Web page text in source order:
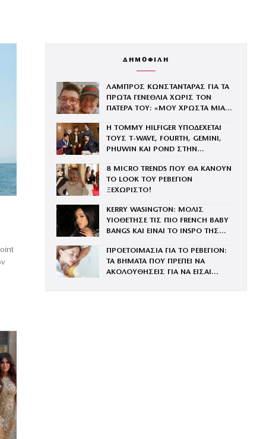
ΔΗΜΟΦΙΛΗ
ΛΑΜΠΡΟΣ ΚΩΝΣΤΑΝΤΑΡΑΣ ΓΙΑ ΤΑ
ΠΡΩΤΑ ΓΕΝΕΘΛΙΑ ΧΩΡΙΣ ΤΟΝ
ΠΑΤΕΡΑ ΤΟΥ: «ΜΟΥ ΧΡΩΣΤΑ ΜΙΑ
Η TOMMY HILFIGER ΥΠΟΔΕΧΕΤΑΙ
ΤΟΥΣ Τ-WAVE, FOURTH, GEMINI,
PHUWIN ΚΑΙ POND ΣΤΗΝ
8 MICRO TRENDS ΠΟΥ ΘΑ ΚΑΝΟΥΝ
ΤΟ LOOK ΤΟΥ ΡΕΒΕΓΙΟΝ
ΞΕΧΩΡΙΣΤΟ!
KERRY WASINGTON: ΜΟΛΙΣ
ΥΙΟΘΕΤΗΣΕ ΤΙΣ ΠΙΟ FRENCH BABY
BANGS ΚΑΙ ΕΙΝΑΙ ΤΟ INSPO ΤΗΣ
ΠΡΟΕΤΟΙΜΑΣΙΑ ΓΙΑ ΤΟ ΡΕΒΕΓΙΟΝ:
ΤΑ ΒΗΜΑΤΑ ΠΟΥ ΠΡΕΠΕΙ ΝΑ
ΑΚΟΛΟΥΘΗΣΕΙΣ ΓΙΑ ΝΑ ΕΙΣΑΙ